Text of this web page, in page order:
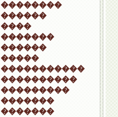
��������
������
����
�������
������
�����
�����������
����������
���������
�������
�������